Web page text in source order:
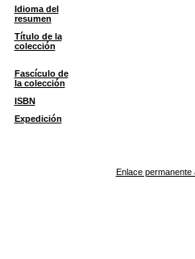
Idioma del
resumen
Título de la
colección
Fascículo de
la colección
ISBN
Expedición
Enlace permanente